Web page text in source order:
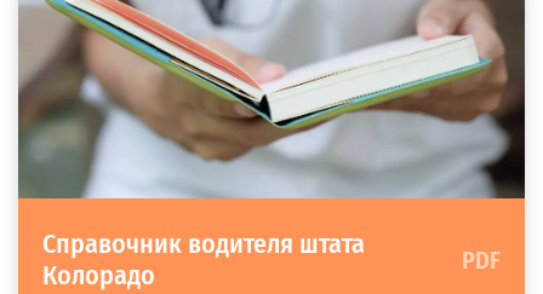
Справочник водителя штата
Колорадо
PDF